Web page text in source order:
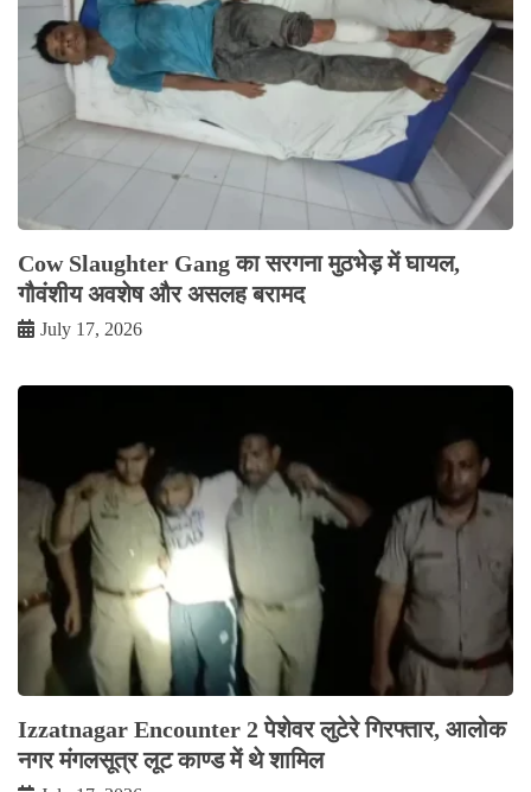
Cow Slaughter Gang का सरगना मुठभेड़ में घायल,
गौवंशीय अवशेष और असलह बरामद
July 17, 2026
Izzatnagar Encounter 2 पेशेवर लुटेरे गिरफ्तार, आलोक
नगर मंगलसूत्र लूट काण्‍ड में थे शामिल